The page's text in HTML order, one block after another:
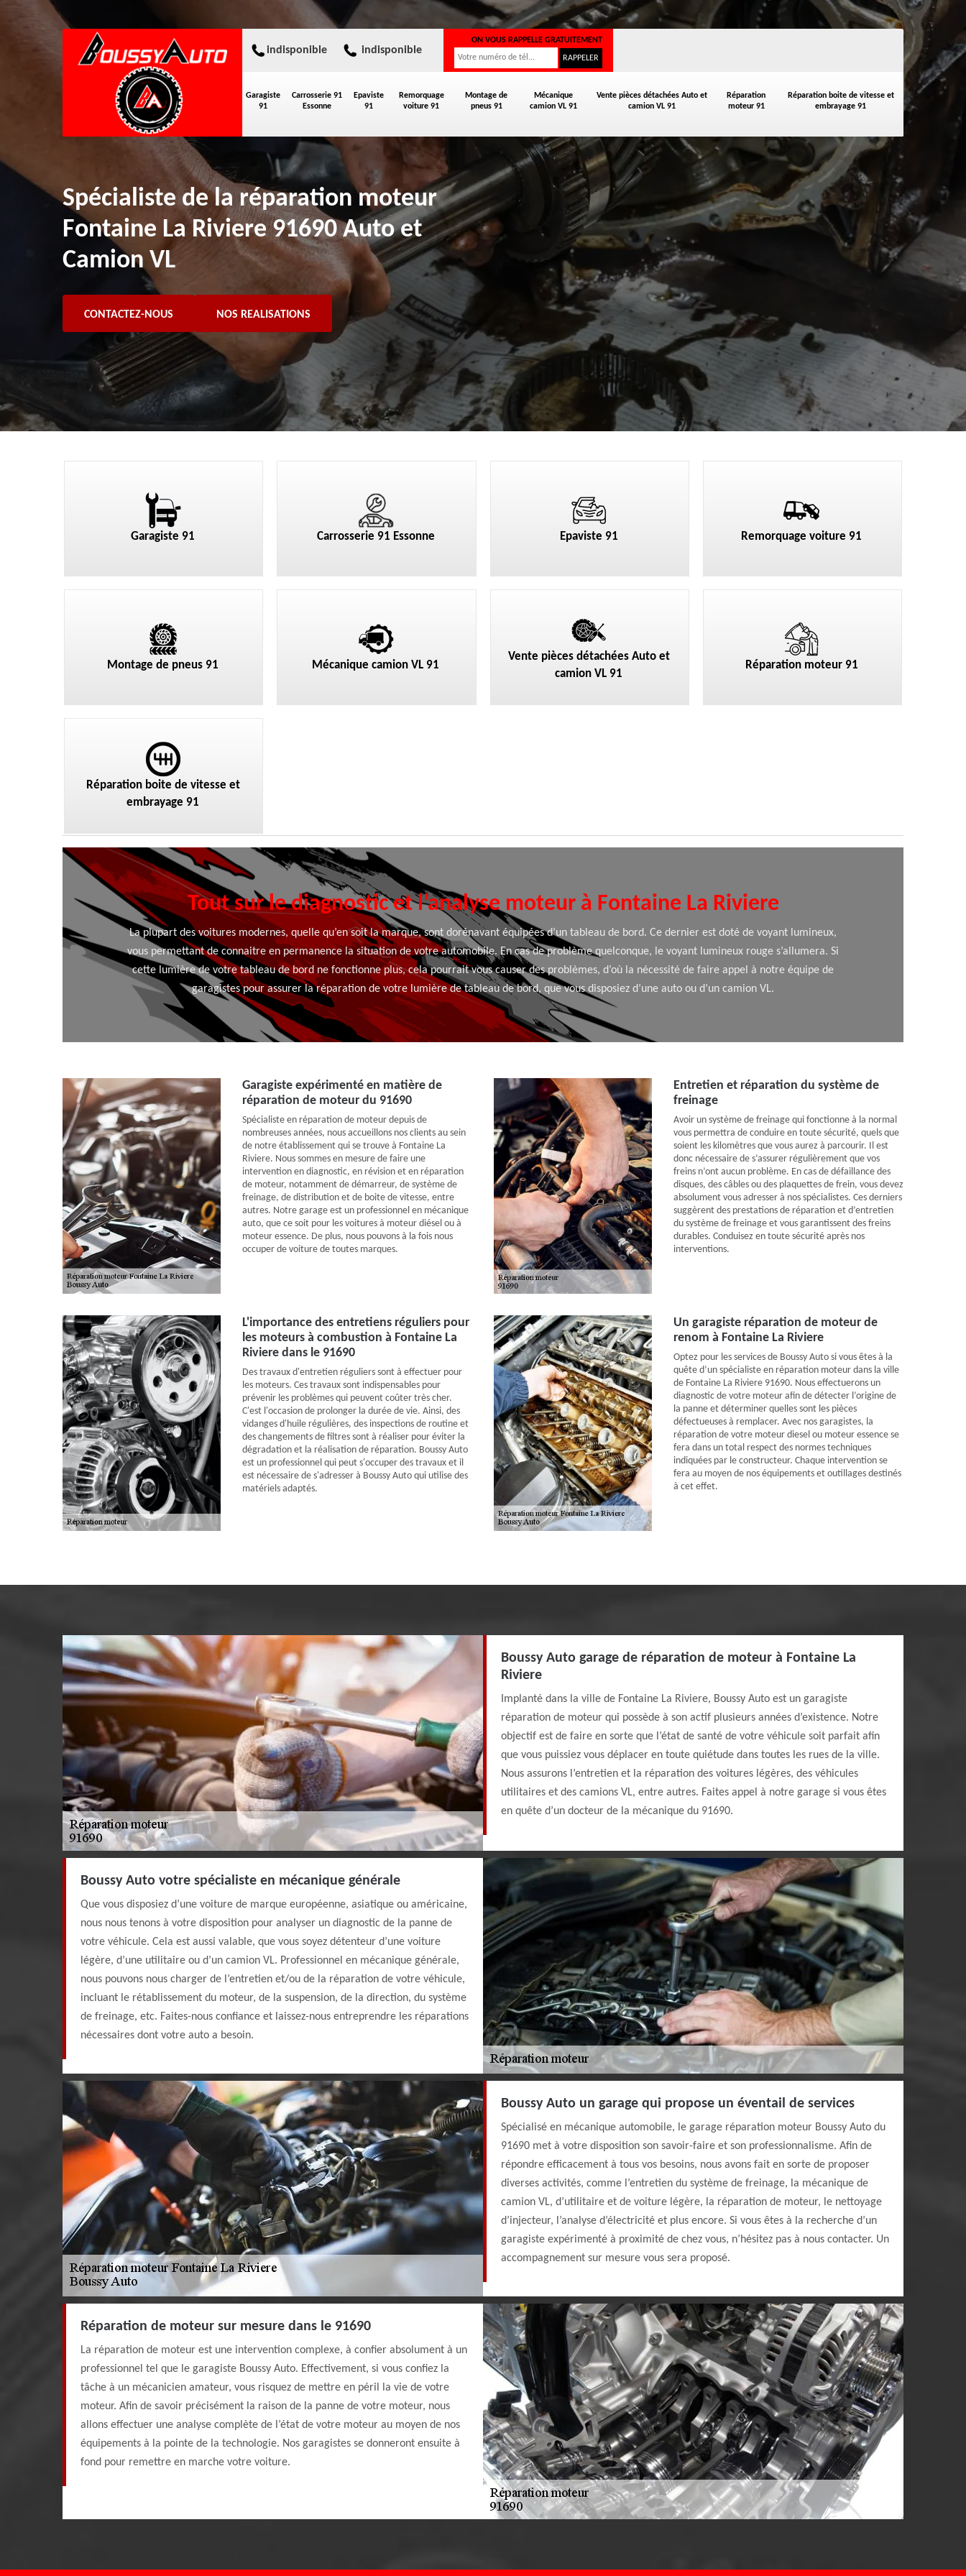
Garagiste
91
Carrosserie 91
Essonne
Epaviste
91
Remorquage
voiture 91
Montage de
pneus 91
Mécanique
camion VL 91
Vente pièces détachées Auto et
camion VL 91
Réparation
moteur 91
Réparation boite de vitesse et
embrayage 91
indisponible indisponible
ON VOUS RAPPELLE GRATUITEMENT
Spécialiste de la réparation moteur
Fontaine La Riviere 91690 Auto et
Camion VL
CONTACTEZ-NOUS NOS REALISATIONS
Garagiste 91 Carrosserie 91 Essonne Epaviste 91 Remorquage voiture 91
Montage de pneus 91 Mécanique camion VL 91
Vente pièces détachées Auto et
camion VL 91
Réparation moteur 91
Réparation boite de vitesse et
embrayage 91
Tout sur le diagnostic et l’analyse moteur à Fontaine La Riviere
La plupart des voitures modernes, quelle qu’en soit la marque, sont dorénavant équipées d’un tableau de bord. Ce dernier est doté de voyant lumineux,
vous permettant de connaitre en permanence la situation de votre automobile. En cas de problème quelconque, le voyant lumineux rouge s’allumera. Si
cette lumière de votre tableau de bord ne fonctionne plus, cela pourrait vous causer des problèmes, d’où la nécessité de faire appel à notre équipe de
garagistes pour assurer la réparation de votre lumière de tableau de bord, que vous disposiez d’une auto ou d’un camion VL.
Garagiste expérimenté en matière de
réparation de moteur du 91690
Spécialiste en réparation de moteur depuis de
nombreuses années, nous accueillons nos clients au sein
de notre établissement qui se trouve à Fontaine La
Riviere. Nous sommes en mesure de faire une
intervention en diagnostic, en révision et en réparation
de moteur, notamment de démarreur, de système de
freinage, de distribution et de boite de vitesse, entre
autres. Notre garage est un professionnel en mécanique
auto, que ce soit pour les voitures à moteur diésel ou à
moteur essence. De plus, nous pouvons à la fois nous
occuper de voiture de toutes marques.
Entretien et réparation du système de
freinage
Avoir un système de freinage qui fonctionne à la normal
vous permettra de conduire en toute sécurité, quels que
soient les kilomètres que vous aurez à parcourir. Il est
donc nécessaire de s’assurer régulièrement que vos
freins n’ont aucun problème. En cas de défaillance des
disques, des câbles ou des plaquettes de frein, vous devez
absolument vous adresser à nos spécialistes. Ces derniers
suggèrent des prestations de réparation et d’entretien
du système de freinage et vous garantissent des freins
durables. Conduisez en toute sécurité après nos
interventions.
L'importance des entretiens réguliers pour
les moteurs à combustion à Fontaine La
Riviere dans le 91690
Des travaux d'entretien réguliers sont à effectuer pour
les moteurs. Ces travaux sont indispensables pour
prévenir les problèmes qui peuvent coûter très cher.
C'est l'occasion de prolonger la durée de vie. Ainsi, des
vidanges d'huile régulières, des inspections de routine et
des changements de filtres sont à réaliser pour éviter la
dégradation et la réalisation de réparation. Boussy Auto
est un professionnel qui peut s'occuper des travaux et il
est nécessaire de s'adresser à Boussy Auto qui utilise des
matériels adaptés.
Un garagiste réparation de moteur de
renom à Fontaine La Riviere
Optez pour les services de Boussy Auto si vous êtes à la
quête d’un spécialiste en réparation moteur dans la ville
de Fontaine La Riviere 91690. Nous effectuerons un
diagnostic de votre moteur afin de détecter l’origine de
la panne et déterminer quelles sont les pièces
défectueuses à remplacer. Avec nos garagistes, la
réparation de votre moteur diesel ou moteur essence se
fera dans un total respect des normes techniques
indiquées par le constructeur. Chaque intervention se
fera au moyen de nos équipements et outillages destinés
à cet effet.
Boussy Auto garage de réparation de moteur à Fontaine La
Riviere
Implanté dans la ville de Fontaine La Riviere, Boussy Auto est un garagiste
réparation de moteur qui possède à son actif plusieurs années d’existence. Notre
objectif est de faire en sorte que l’état de santé de votre véhicule soit parfait afin
que vous puissiez vous déplacer en toute quiétude dans toutes les rues de la ville.
Nous assurons l’entretien et la réparation des voitures légères, des véhicules
utilitaires et des camions VL, entre autres. Faites appel à notre garage si vous êtes
en quête d’un docteur de la mécanique du 91690.
Boussy Auto votre spécialiste en mécanique générale
Que vous disposiez d’une voiture de marque européenne, asiatique ou américaine,
nous nous tenons à votre disposition pour analyser un diagnostic de la panne de
votre véhicule. Cela est aussi valable, que vous soyez détenteur d’une voiture
légère, d’une utilitaire ou d’un camion VL. Professionnel en mécanique générale,
nous pouvons nous charger de l’entretien et/ou de la réparation de votre véhicule,
incluant le rétablissement du moteur, de la suspension, de la direction, du système
de freinage, etc. Faites-nous confiance et laissez-nous entreprendre les réparations
nécessaires dont votre auto a besoin.
Boussy Auto un garage qui propose un éventail de services
Spécialisé en mécanique automobile, le garage réparation moteur Boussy Auto du
91690 met à votre disposition son savoir-faire et son professionnalisme. Afin de
répondre efficacement à tous vos besoins, nous avons fait en sorte de proposer
diverses activités, comme l’entretien du système de freinage, la mécanique de
camion VL, d’utilitaire et de voiture légère, la réparation de moteur, le nettoyage
d’injecteur, l’analyse d’électricité et plus encore. Si vous êtes à la recherche d’un
garagiste expérimenté à proximité de chez vous, n’hésitez pas à nous contacter. Un
accompagnement sur mesure vous sera proposé.
Réparation de moteur sur mesure dans le 91690
La réparation de moteur est une intervention complexe, à confier absolument à un
professionnel tel que le garagiste Boussy Auto. Effectivement, si vous confiez la
tâche à un mécanicien amateur, vous risquez de mettre en péril la vie de votre
moteur. Afin de savoir précisément la raison de la panne de votre moteur, nous
allons effectuer une analyse complète de l’état de votre moteur au moyen de nos
équipements à la pointe de la technologie. Nos garagistes se donneront ensuite à
fond pour remettre en marche votre voiture.